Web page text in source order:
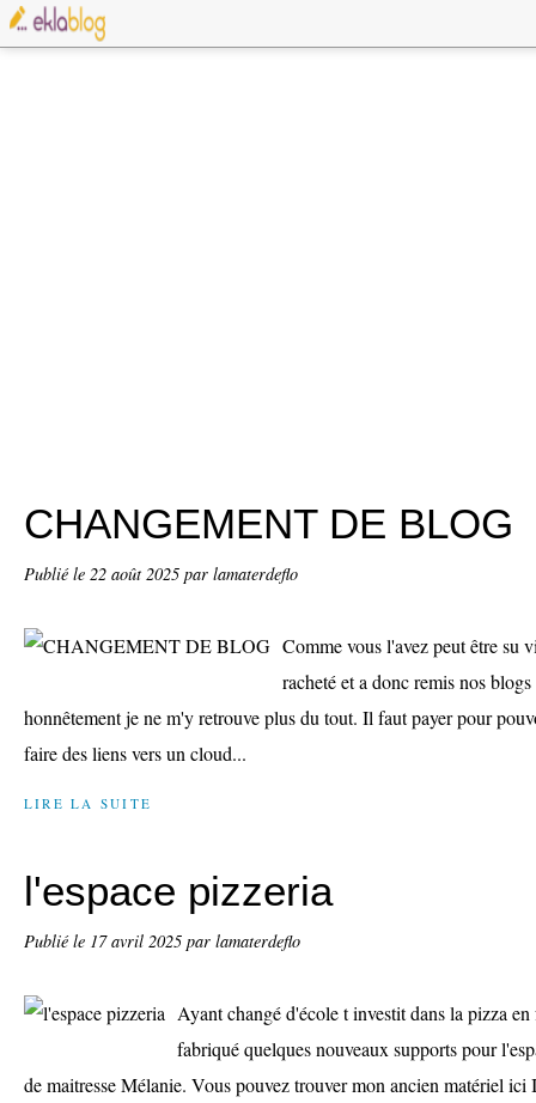
CHANGEMENT DE BLOG
Publié le 22 août 2025 par lamaterdeflo
Comme vous l'avez peut être su
racheté et a donc remis nos
honnêtement je ne m'y retrouve plus du tout. Il faut payer pour
faire des liens vers un cloud...
LIRE LA SUITE
l'espace pizzeria
Publié le 17 avril 2025 par lamaterdeflo
Ayant changé d'école t investit dans la pizza
fabriqué quelques nouveaux supports pour
de maitresse Mélanie. Vous pouvez trouver mon ancien matériel